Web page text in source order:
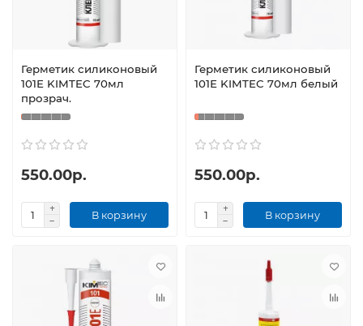
Герметик силиконовый
101Е KIMTEC 70мл
прозрач.
550.00р.
В корзину
Герметик силиконовый
101Е KIMTEC 70мл белый
550.00р.
В корзину